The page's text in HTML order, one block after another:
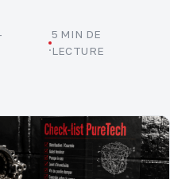
·
5 MIN DE
LECTURE